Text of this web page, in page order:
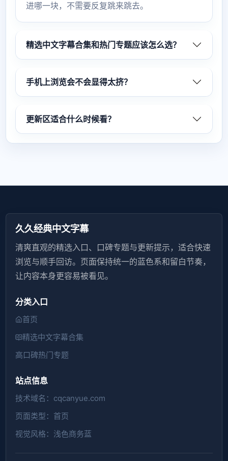
进哪一块，不需要反复跳来跳去。
精选中文字幕合集和热门专题应该怎么选？
手机上浏览会不会显得太挤？
更新区适合什么时候看？
久久经典中文字幕
清爽直观的精选入口、口碑专题与更新提示，适合快速
浏览与顺手回访。页面保持统一的蓝色系和留白节奏，
让内容本身更容易被看见。
分类入口
首页
精选中文字幕合集
高口碑热门专题
站点信息
技术域名：cqcanyue.com
页面类型：首页
视觉风格：浅色商务蓝